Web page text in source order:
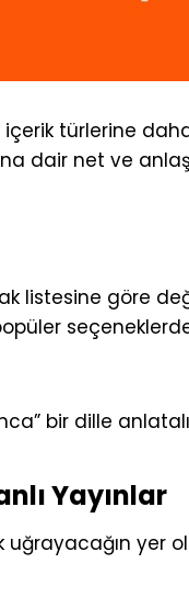
türlerine
dair net ve
listesine göre
bir dille
Yayınlar
yer